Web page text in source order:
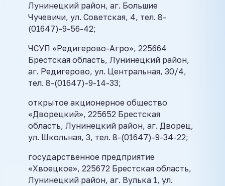
Лунинецкий район, аг. Большие
Чучевичи, ул. Советская, 4, тел. 8-
(01647)-9-56-42;
ЧСУП «Редигерово-Агро», 225664
Брестская область, Лунинецкий район,
аг. Редигерово, ул. Центральная, 30/4,
тел. 8-(01647)-9-14-33;
открытое акционерное общество
«Дворецкий», 225652 Брестская
область, Лунинецкий район, аг. Дворец,
ул. Школьная, 3, тел. 8-(01647)-9-34-22;
государственное предприятие
«Хвоецкое», 225672 Брестская область,
Лунинецкий район, аг. Вулька 1, ул.